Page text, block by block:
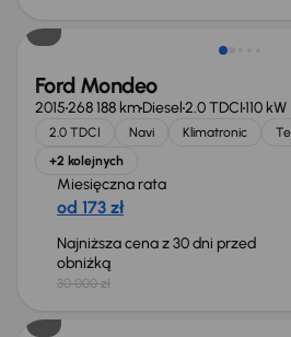
Ford Mondeo
2015268 188 kmDiesel2.0 TDCI110 kW
2.0 TDCI Navi Klimatronic
+2 kolejnych
Miesięczna rata
od 173 zł
Najniższa cena z 30 dni przed
obniżką
30 000 zł
Od nowego taniej o 36 775 zł